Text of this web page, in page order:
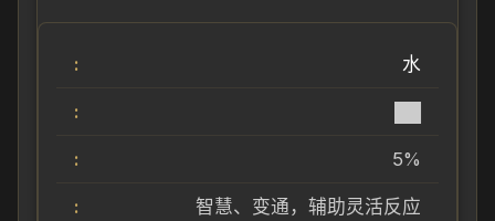
水
5%
智慧、变通，辅助灵活反应